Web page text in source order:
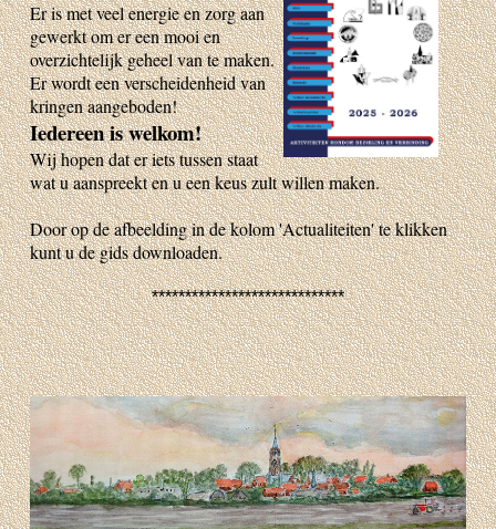
Er is met veel energie en zorg aan
gewerkt om er een mooi en
overzichtelijk geheel van te maken.
Er wordt een verscheidenheid van
kringen aangeboden!
Iedereen is welkom!
Wij hopen dat er iets tussen staat
wat u aanspreekt en u een keus zult willen maken.
Door op de afbeelding in de kolom 'Actualiteiten' te klikken
kunt u de gids downloaden.
*****************************